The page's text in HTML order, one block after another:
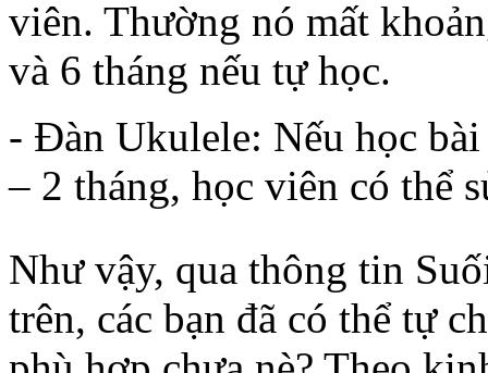
viên. Thường nó mất
và 6 tháng nếu tự học.
- Đàn Ukulele: Nếu học
– 2 tháng, học viên có thể
Như vậy, qua thông tin
trên, các bạn đã có thể tự